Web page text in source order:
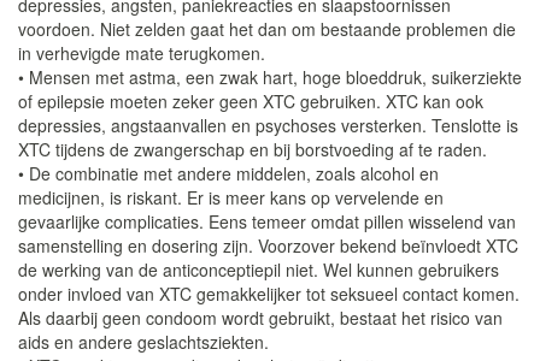
depressies, angsten, paniekreacties en slaapstoornissen
voordoen. Niet zelden gaat het dan om bestaande problemen die
in verhevigde mate terugkomen.
• Mensen met astma, een zwak hart, hoge bloeddruk, suikerziekte
of epilepsie moeten zeker geen XTC gebruiken. XTC kan ook
depressies, angstaanvallen en psychoses versterken. Tenslotte is
XTC tijdens de zwangerschap en bij borstvoeding af te raden.
• De combinatie met andere middelen, zoals alcohol en
medicijnen, is riskant. Er is meer kans op vervelende en
gevaarlijke complicaties. Eens temeer omdat pillen wisselend van
samenstelling en dosering zijn. Voorzover bekend beïnvloedt XTC
de werking van de anticonceptiepil niet. Wel kunnen gebruikers
onder invloed van XTC gemakkelijker tot seksueel contact komen.
Als daarbij geen condoom wordt gebruikt, bestaat het risico van
aids en andere geslachtsziekten.